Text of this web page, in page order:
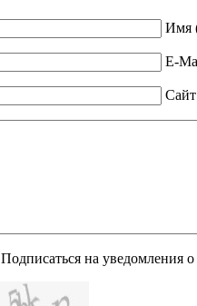
Имя
E-
Сайт
Подписаться на уведомления